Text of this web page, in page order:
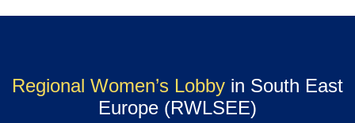
Regional Women’s Lobby in South East
Europe (RWLSEE)